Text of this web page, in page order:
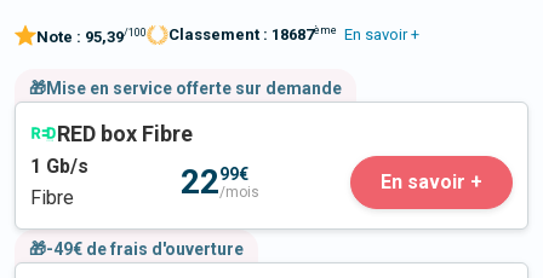
Note : 95,39/100 Classement : 18687ème En savoir +
🎁Mise en service offerte sur demande
RED box Fibre
1 Gb/s
Fibre
2299€
/mois En savoir +
🎁-49€ de frais d'ouverture